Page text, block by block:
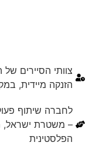
הזנקה מיידית,
לחברה שיתוף
– משטרת ישראל,
הפלסטינית